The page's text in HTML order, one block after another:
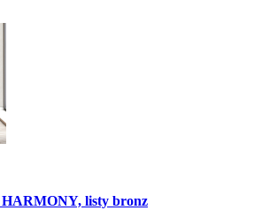
listy bronz